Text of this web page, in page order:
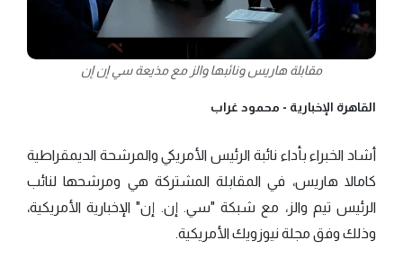
مقابلة هاريس ونائبها والز مع مذيعة سي إن إن
القاهرة الإخبارية - محمود غراب
أشاد الخبراء بأداء نائبة الرئيس الأمريكي والمرشحة الديمقراطية
كامالا هاريس، في المقابلة المشتركة هي ومرشحها لنائب
الرئيس تيم والز، مع شبكة "سي. إن. إن" الإخبارية الأمريكية،
وذلك وفق مجلة نيوزويك الأمريكية.